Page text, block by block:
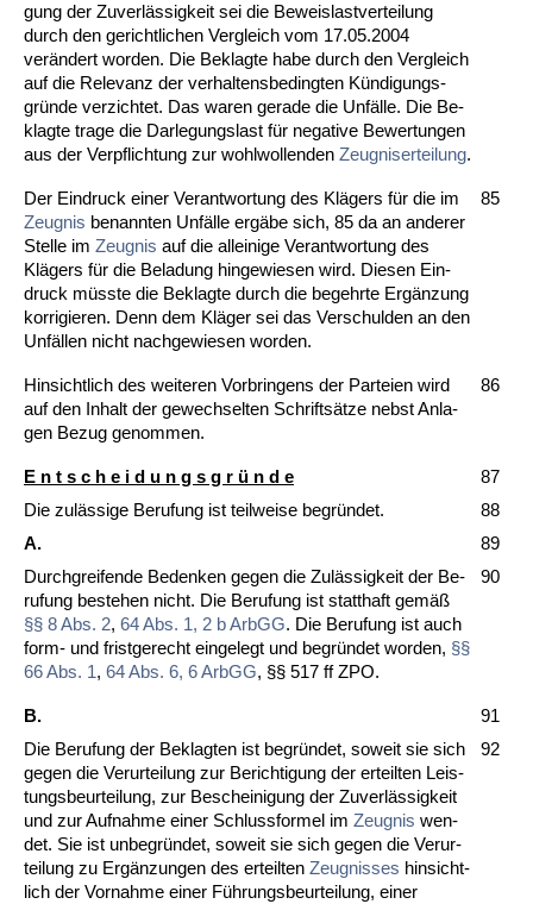
gung der Zu­verlässig­keit sei die Be­weis­last­ver­tei­lung
durch den ge­richt­li­chen Ver­gleich vom 17.05.2004
verändert wor­den. Die Be­klag­te ha­be durch den Ver­gleich
auf die Re­le­vanz der ver­hal­tens­be­ding­ten Kündi­gungs­
gründe ver­zich­tet. Das wa­ren ge­ra­de die Unfälle. Die Be­
klag­te tra­ge die Dar­le­gungs­last für ne­ga­ti­ve Be­wer­tun­gen
aus der Ver­pflich­tung zur wohl­wol­len­den Zeug­nis­er­tei­lung.
Der Ein­druck ei­ner Ver­ant­wor­tung des Klägers für die im
Zeug­nis be­nann­ten Unfälle ergäbe sich, 85 da an an­de­rer
Stel­le im Zeug­nis auf die al­lei­ni­ge Ver­ant­wor­tung des
Klägers für die Be­la­dung hin­ge­wie­sen wird. Die­sen Ein­
druck müss­te die Be­klag­te durch die be­gehr­te Ergänzung
kor­ri­gie­ren. Denn dem Kläger sei das Ver­schul­den an den
Unfällen nicht nach­ge­wie­sen wor­den.
85
Hin­sicht­lich des wei­te­ren Vor­brin­gens der Par­tei­en wird
auf den In­halt der ge­wech­sel­ten Schriftsätze nebst An­la­
gen Be­zug ge­nom­men.
86
E n t s c h e i d u n g s g r ü n d e
87
Die zulässi­ge Be­ru­fung ist teil­wei­se be­gründet.
88
A.
89
Durch­grei­fen­de Be­den­ken ge­gen die Zulässig­keit der Be­
ru­fung be­ste­hen nicht. Die Be­ru­fung ist statt­haft gemäß
§§ 8 Abs. 2, 64 Abs. 1, 2 b ArbGG. Die Be­ru­fung ist auch
form- und frist­ge­recht ein­ge­legt und be­gründet wor­den, §§
66 Abs. 1, 64 Abs. 6, 6 ArbGG, §§ 517 ff ZPO.
90
B.
91
Die Be­ru­fung der Be­klag­ten ist be­gründet, so­weit sie sich
ge­gen die Ver­ur­tei­lung zur Be­rich­ti­gung der er­teil­ten Leis­
tungs­be­ur­tei­lung, zur Be­schei­ni­gung der Zu­verlässig­keit
und zur Auf­nah­me ei­ner Schluss­for­mel im Zeug­nis wen­
det. Sie ist un­be­gründet, so­weit sie sich ge­gen die Ver­ur­
tei­lung zu Ergänzun­gen des er­teil­ten Zeug­nis­ses hin­sicht­
lich der Vor­nah­me ei­ner Führungs­be­ur­tei­lung, ei­ner
92